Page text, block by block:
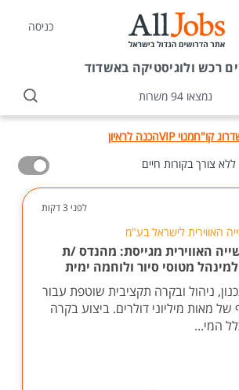
כניסה
רכש ולוגיסטיקה באשדוד
נמצאו 94 משרות
קו"חמנוי VIP
הכנה לראיון
צורך בקורות חיים
לפני 3 דקות
האווירית לישראל בע"מ
האווירית מגייסת: מהנדס /ת
מטוסי סיור ולוחמה ימית
ניהול ובקרה תקציבית שוטפת עבור
של מאות מיליוני דולרים. ביצוע בקרה
המי...